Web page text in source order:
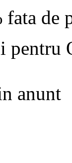
de
anunt